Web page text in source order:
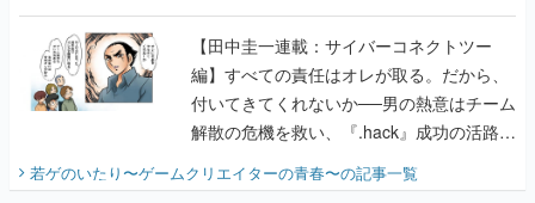
に行って、より理解を深めよう【PR】
【田中圭一連載：サイバーコネクトツー
編】すべての責任はオレが取る。だから、
付いてきてくれないか──男の熱意はチーム
解散の危機を救い、『.hack』成功の活路を
『少年ジャンプ』色だった【若ゲのいた
若ゲのいたり〜ゲームクリエイターの青春〜の記事一覧